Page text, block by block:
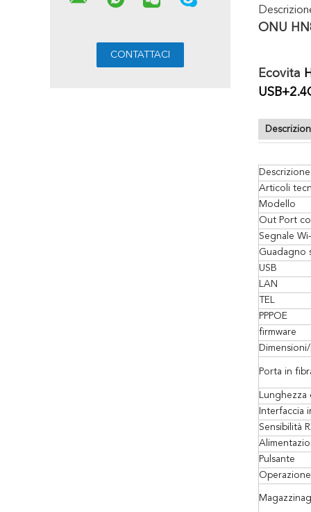
ONU
Ecovita
Articoli
Modello
Out Port
Segnale
Guadagno
USB
LAN
TEL
PPPOE
firmware
Porta in
Lunghezza
Interfaccia
Sensibilità
Pulsante
Operazione